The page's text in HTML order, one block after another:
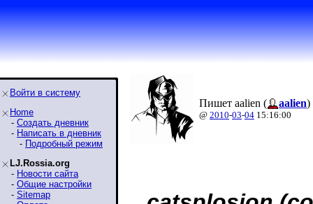
Войти в систему
Home
- Создать дневник
- Написать в дневник
- Подробный режим
LJ.Rossia.org
- Новости сайта
- Общие настройки
- Sitemap
Пишет aalien ( aalien)
@ 2010-03-04 15:16:00